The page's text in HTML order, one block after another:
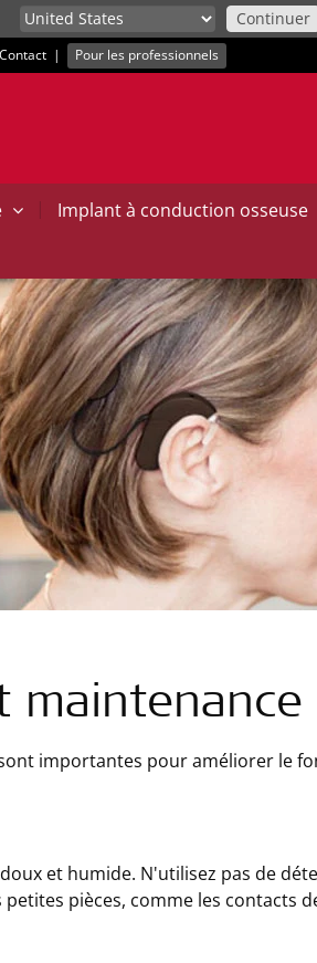
Continuer
Contact | Pour les professionnels
| Implant à conduction osseuse
maintenance
importantes pour améliorer le
et humide. N'utilisez pas de
pièces, comme les contacts